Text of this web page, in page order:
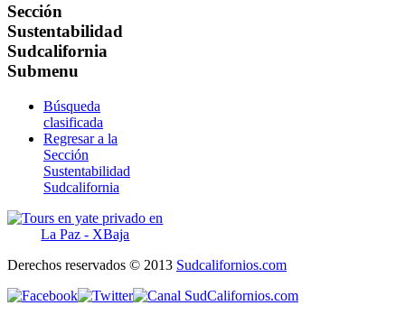
Sección
Sustentabilidad
Sudcalifornia
Submenu
Búsqueda
clasificada
Regresar a la
Sección
Sustentabilidad
Sudcalifornia
Derechos reservados © 2013 Sudcalifornios.com